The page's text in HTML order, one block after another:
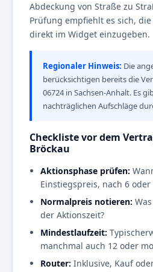
Abdeckung von Straße zu
Prüfung empfiehlt es sich,
direkt im Widget einzugeben.
Regionaler Hinweis: Die
berücksichtigen bereits die
06724 in Sachsen-Anhalt. Es
nachträglichen Aufschläge
Checkliste vor dem
Bröckau
Aktionsphase prüfen:
Einstiegspreis, nach 6 oder
Normalpreis notieren:
der Aktionszeit?
Mindestlaufzeit:
manchmal auch 12 oder
Router: Inklusive, Kauf